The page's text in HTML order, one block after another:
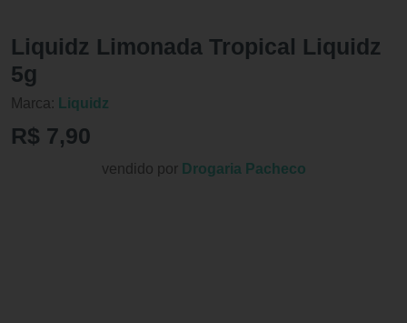
Liquidz Limonada Tropical Liquidz
5g
Marca: Liquidz
R$ 7,90
vendido por Drogaria Pacheco